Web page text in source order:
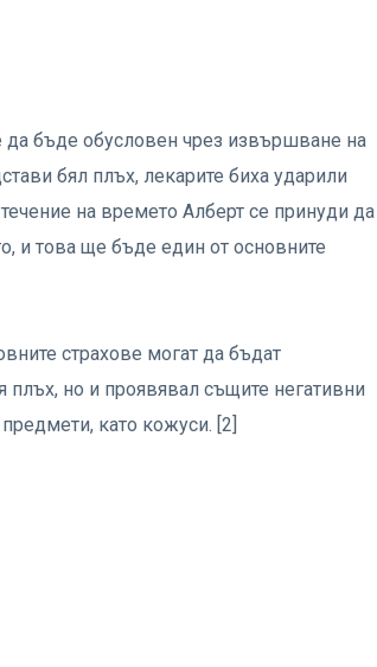
бъде обусловен чрез извършване на
бял плъх, лекарите биха ударили
на времето Алберт се принуди да
и това ще бъде един от основните
страхове могат да бъдат
плъх, но и проявявал същите негативни
като кожуси. [2]